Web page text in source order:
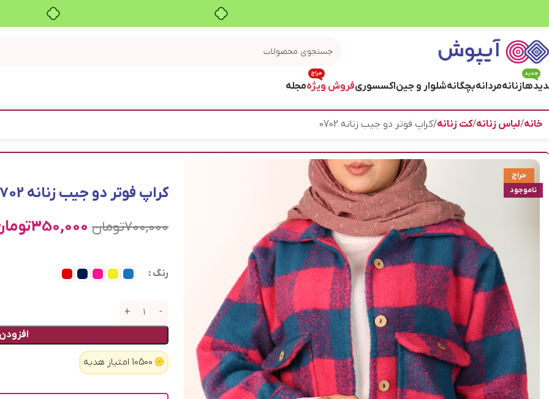
جدید
زنانهمردانهبچگانهشلوار و جیناکسسوریفروش ویژه
حراج
مجله
خانه لباس زنانه کت زنانه کراپ فوتر دو جیب زنانه 0702
حراج
ناموجود
کراپ فوتر دو جیب زنانه 0702
700,000تومان 350,000
رنگ
10500 امتیاز هدیه